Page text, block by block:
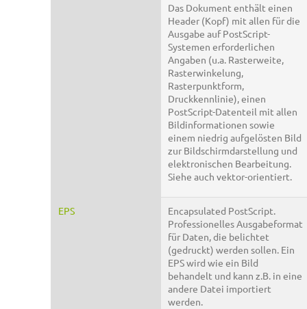
Das Dokument enthält einen
Header (Kopf) mit allen für die
Ausgabe auf PostScript-
Systemen erforderlichen
Angaben (u.a. Rasterweite,
Rasterwinkelung,
Rasterpunktform,
Druckkennlinie), einen
PostScript-Datenteil mit allen
Bildinformationen sowie
einem niedrig aufgelösten Bild
zur Bildschirmdarstellung und
elektronischen Bearbeitung.
Siehe auch vektor-orientiert.
EPS
Encapsulated PostScript.
Professionelles Ausgabeformat
für Daten, die belichtet
(gedruckt) werden sollen. Ein
EPS wird wie ein Bild
behandelt und kann z.B. in eine
andere Datei importiert
werden.